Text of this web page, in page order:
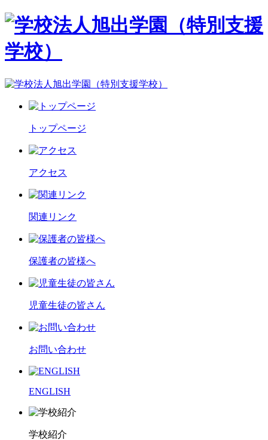
トップページ
アクセス
関連リンク
保護者の皆様へ
児童生徒の皆さん
お問い合わせ
ENGLISH
学校紹介